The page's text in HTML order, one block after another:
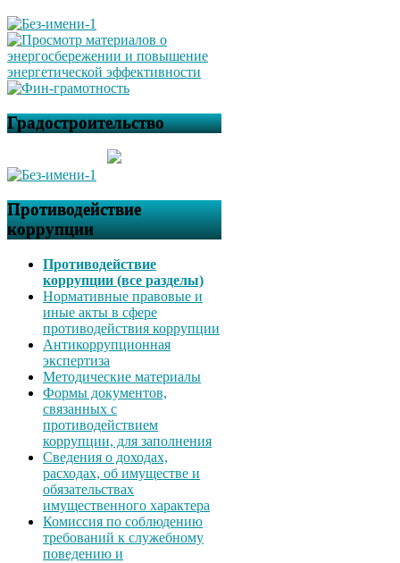
Градостроительство
Противодействие
коррупции
Противодействие
коррупции (все разделы)
Нормативные правовые и
иные акты в сфере
противодействия коррупции
Антикоррупционная
экспертиза
Методические материалы
Формы документов,
связанных с
противодействием
коррупции, для заполнения
Сведения о доходах,
расходах, об имуществе и
обязательствах
имущественного характера
Комиссия по соблюдению
требований к служебному
поведению и